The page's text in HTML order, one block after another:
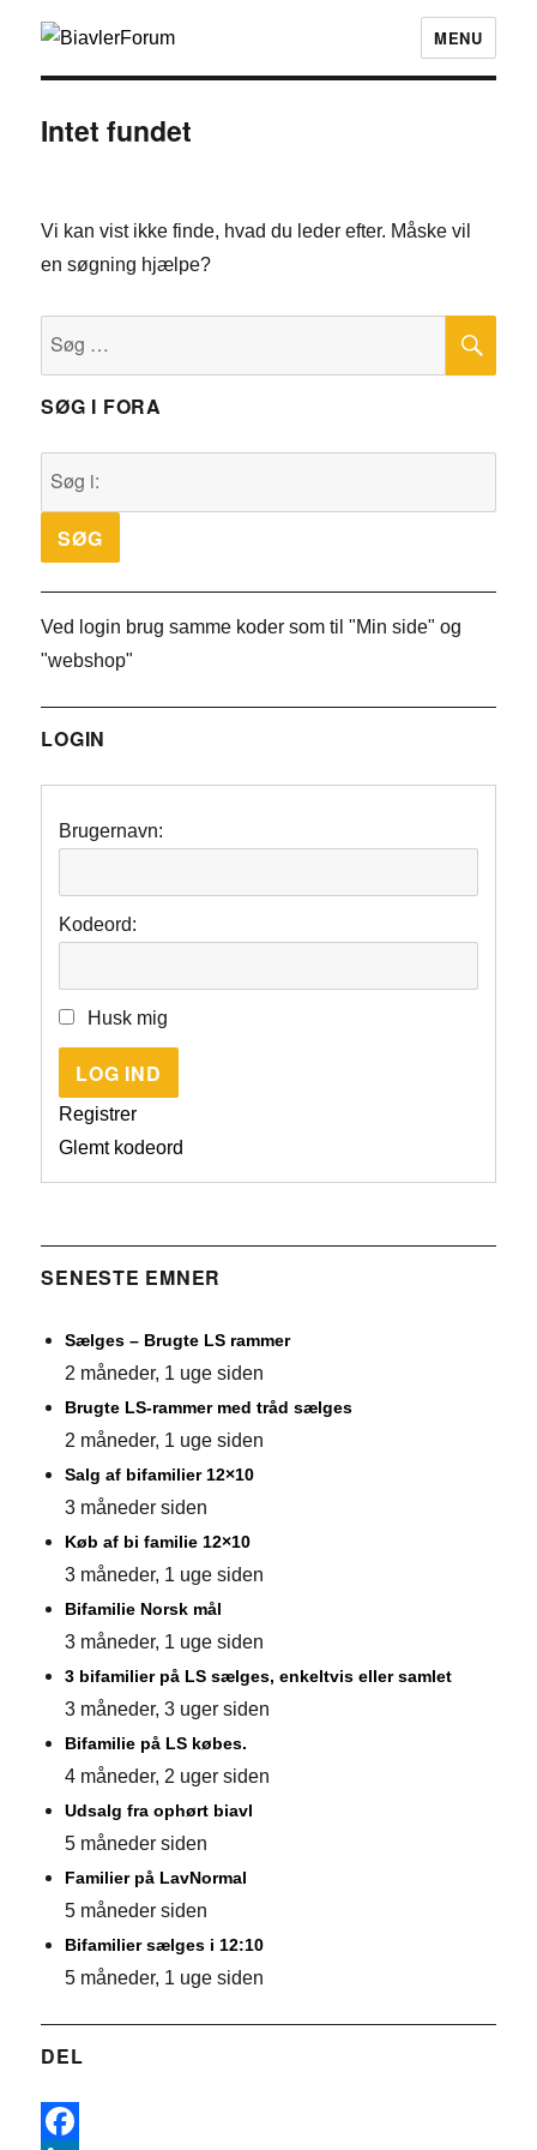
MENU
Intet fundet
Vi kan vist ikke finde, hvad du leder efter. Måske vil
en søgning hjælpe?
SØG I FORA
Ved login brug samme koder som til "Min side" og
"webshop"
LOGIN
Brugernavn:
Kodeord:
Husk mig
LOG IND
Registrer
Glemt kodeord
SENESTE EMNER
Sælges – Brugte LS rammer
2 måneder, 1 uge siden
Brugte LS-rammer med tråd sælges
2 måneder, 1 uge siden
Salg af bifamilier 12×10
3 måneder siden
Køb af bi familie 12×10
3 måneder, 1 uge siden
Bifamilie Norsk mål
3 måneder, 1 uge siden
3 bifamilier på LS sælges, enkeltvis eller samlet
3 måneder, 3 uger siden
Bifamilie på LS købes.
4 måneder, 2 uger siden
Udsalg fra ophørt biavl
5 måneder siden
Familier på LavNormal
5 måneder siden
Bifamilier sælges i 12:10
5 måneder, 1 uge siden
DEL